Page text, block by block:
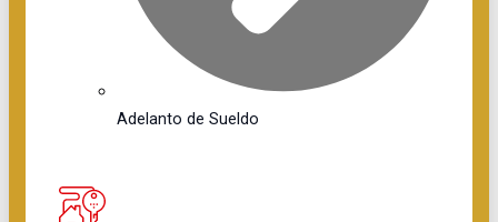
Adelanto de Sueldo